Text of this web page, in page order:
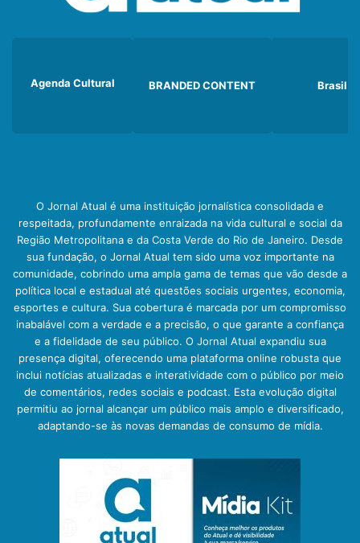
Agenda Cultural BRANDED CONTENT Brasil
O Jornal Atual é uma instituição jornalística consolidada e
respeitada, profundamente enraizada na vida cultural e social da
Região Metropolitana e da Costa Verde do Rio de Janeiro. Desde
sua fundação, o Jornal Atual tem sido uma voz importante na
comunidade, cobrindo uma ampla gama de temas que vão desde a
política local e estadual até questões sociais urgentes, economia,
esportes e cultura. Sua cobertura é marcada por um compromisso
inabalável com a verdade e a precisão, o que garante a confiança
e a fidelidade de seu público. O Jornal Atual expandiu sua
presença digital, oferecendo uma plataforma online robusta que
inclui notícias atualizadas e interatividade com o público por meio
de comentários, redes sociais e podcast. Esta evolução digital
permitiu ao jornal alcançar um público mais amplo e diversificado,
adaptando-se às novas demandas de consumo de mídia.